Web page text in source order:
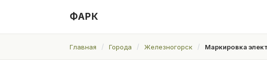
ФАРК
Главная Города Железногорск Маркировка